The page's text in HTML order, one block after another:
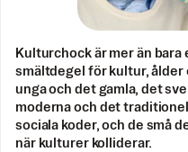
Kulturchock är mer än bara
smältdegel för kultur, ålder
unga och det gamla, det
moderna och det
sociala koder, och de små
när kulturer kolliderar.